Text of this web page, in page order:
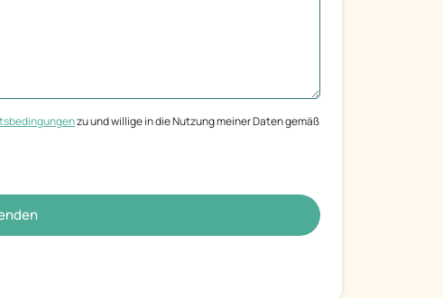
zu und willige in die Nutzung meiner Daten gemäß